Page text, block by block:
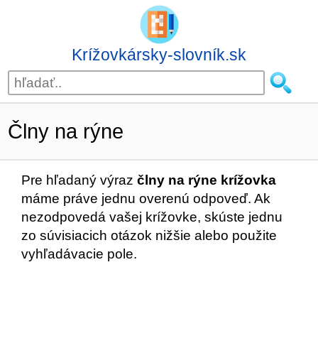
Krížovkársky-slovník.sk
Člny na rýne
Pre hľadaný výraz člny na rýne krížovka
máme práve jednu overenú odpoveď. Ak
nezodpovedá vašej krížovke, skúste jednu
zo súvisiacich otázok nižšie alebo použite
vyhľadávacie pole.